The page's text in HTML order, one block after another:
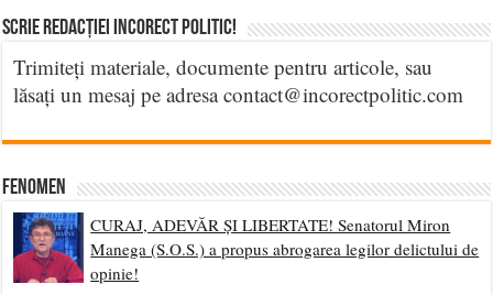
Scrie Redacției Incorect Politic!
Trimiteți materiale, documente pentru articole, sau
lăsați un mesaj pe adresa contact@incorectpolitic.com
Fenomen
CURAJ, ADEVĂR ȘI LIBERTATE! Senatorul Miron
Manega (S.O.S.) a propus abrogarea legilor delictului de
opinie!